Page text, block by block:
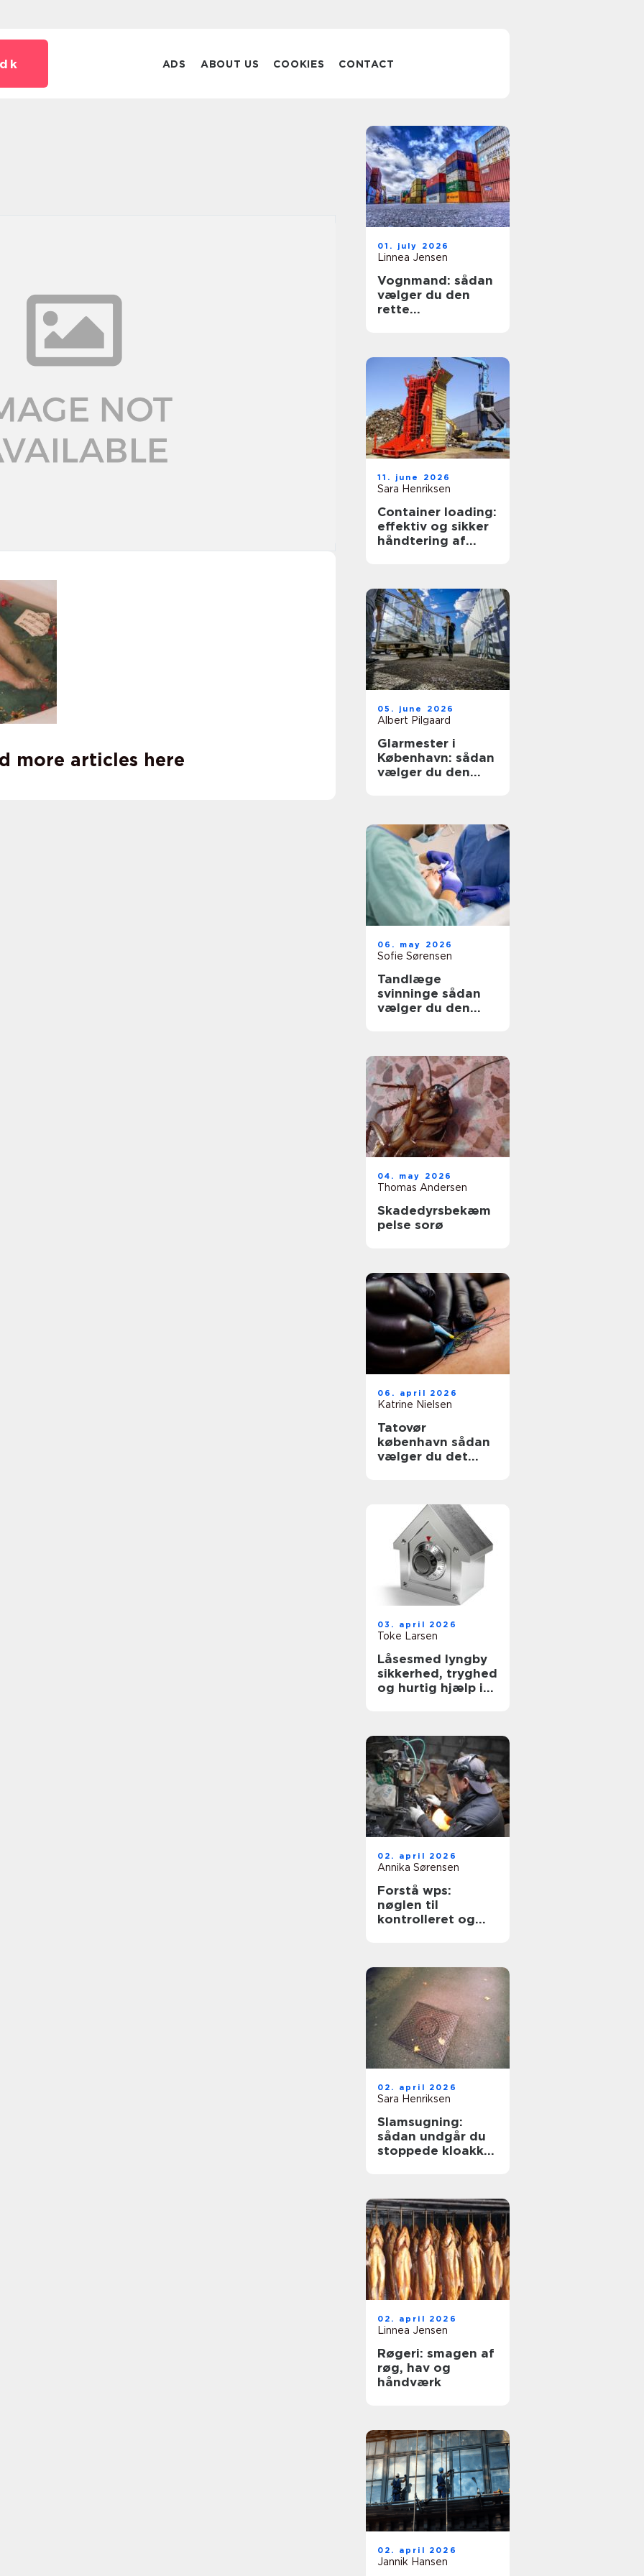
ADS ABOUT US COOKIES CONTACT
more articles here
01. july 2026
Linnea Jensen
Vognmand: sådan
vælger du den
rette
11. june 2026
Sara Henriksen
Container loading:
effektiv og sikker
håndtering af
05. june 2026
Albert Pilgaard
Glarmester i
København: sådan
vælger du den
06. may 2026
Sofie Sørensen
Tandlæge
svinninge sådan
vælger du den
04. may 2026
Thomas Andersen
Skadedyrsbekæm
pelse sorø
06. april 2026
Katrine Nielsen
Tatovør
københavn sådan
vælger du det
03. april 2026
Toke Larsen
Låsesmed lyngby
sikkerhed, tryghed
og hurtig hjælp i
02. april 2026
Annika Sørensen
Forstå wps:
nøglen til
kontrolleret og
02. april 2026
Sara Henriksen
Slamsugning:
sådan undgår du
stoppede kloakker
02. april 2026
Linnea Jensen
Røgeri: smagen af
røg, hav og
håndværk
02. april 2026
Jannik Hansen